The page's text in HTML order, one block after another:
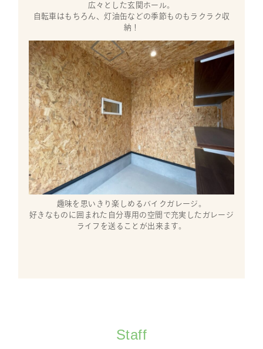
広々とした玄関ホール。
自転車はもちろん、灯油缶などの季節ものもラクラク収
納！
趣味を思いきり楽しめるバイクガレージ。
好きなものに囲まれた自分専用の空間で充実したガレージ
ライフを送ることが出来ます。
Staff